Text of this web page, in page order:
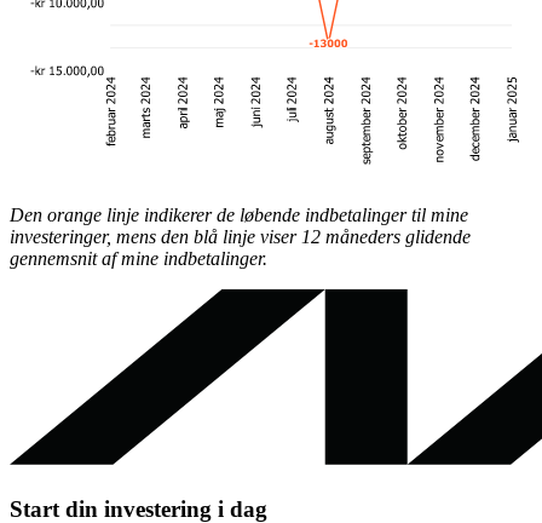
Den orange linje indikerer de løbende indbetalinger til mine
investeringer, mens den blå linje viser 12 måneders glidende
gennemsnit af mine indbetalinger.
Start din investering i dag